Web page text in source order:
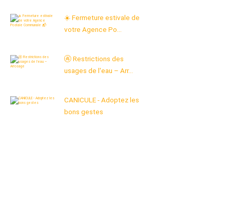
☀️ Fermeture estivale de
votre Agence Po...
🚱 Restrictions des
usages de l'eau – Arr...
CANICULE - Adoptez les
bons gestes